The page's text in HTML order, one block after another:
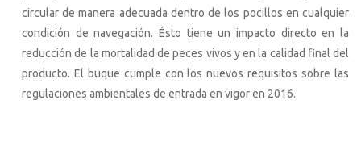
circular de manera adecuada dentro de los pocillos en cualquier
condición de navegación. Ésto tiene un impacto directo en la
reducción de la mortalidad de peces vivos y en la calidad final del
producto. El buque cumple con los nuevos requisitos sobre las
regulaciones ambientales de entrada en vigor en 2016.